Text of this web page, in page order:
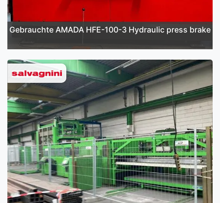
Gebrauchte AMADA HFE-100-3 Hydraulic press brake